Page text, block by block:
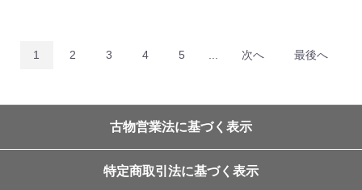
1 2 3 4 5 ... 次へ 最後へ
古物営業法に基づく表示
特定商取引法に基づく表示